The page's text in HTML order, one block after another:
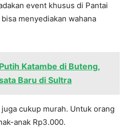
event khusus di Pantai
menyediakan wahana
Katambe di Buteng,
Baru di Sultra
cukup murah. Untuk orang
anak Rp3.000.